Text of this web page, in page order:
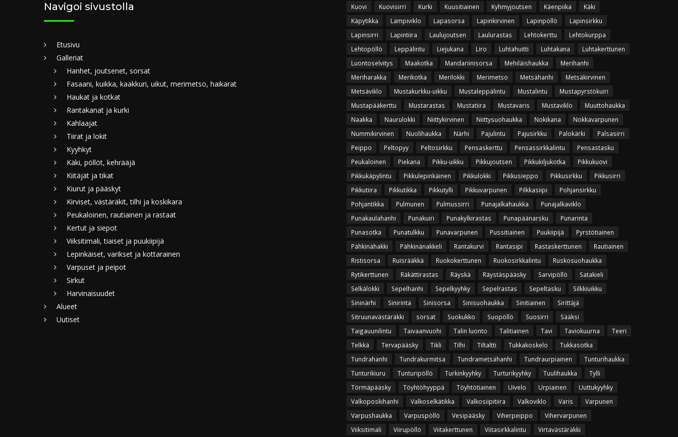
Navigoi sivustolla
Etusivu
Galleriat
Hanhet, joutsenet, sorsat
Fasaani, kuikka, kaakkuri, uikut, merimetso, haikarat
Haukat ja kotkat
Rantakanat ja kurki
Kahlaajat
Tiirat ja lokit
Kyyhkyt
Käki, pöllöt, kehrääjä
Kiitäjät ja tikat
Kiurut ja pääskyt
Kirviset, västäräkit, tilhi ja koskikara
Peukaloinen, rautiainen ja rastaat
Kertut ja siepot
Viiksitimali, tiaiset ja puukiipijä
Lepinkäiset, varikset ja kottarainen
Varpuset ja peipot
Sirkut
Harvinaisuudet
Alueet
Uutiset
Kuovi
Kuovisirri Kurki Kuusitiainen Kyhmyjoutsen Käenpiika
Käki
Käpytikka
Lampiviklo Lapasorsa Lapinkirvinen Lapinpöllö
Lapinsirkku
Lapinsirri
Lapintiira Laulujoutsen Laulurastas Lehtokerttu
Lehtokurppa
Lehtopöllö
Leppälintu Liejukana Liro Luhtahuitti Luhtakana
Luhtakerttunen
Luontoselvitys
Maakotka Mandariinisorsa Mehiläishaukka
Merihanhi
Meriharakka
Merikotka Merilokki Merimetso Metsähanhi
Metsäkirvinen
Metsäviklo
Mustakurkku-uikku Mustaleppälintu Mustalintu
Mustapyrstökuiri
Mustapääkerttu
Mustarastas Mustatiira Mustavaris Mustaviklo
Muuttohaukka
Naakka
Naurulokki Niittykirvinen Niittysuohaukka Nokikana
Nokkavarpunen
Nummikirvinen
Nuolihaukka Närhi Pajulintu Pajusirkku Palokärki
Palsasirri
Peippo
Peltopyy Peltosirkku Pensaskerttu Pensassirkkalintu
Pensastasku
Peukaloinen
Piekana Pikku-uikku Pikkujoutsen Pikkukiljukotka
Pikkukuovi
Pikkukäpylintu
Pikkulepinkäinen Pikkulokki Pikkusieppo Pikkusirkku
Pikkusirri
Pikkutiira
Pikkutikka Pikkutylli Pikkuvarpunen Pilkkasiipi
Pohjansirkku
Pohjantikka
Pulmunen Pulmussirri Punajalkahaukka
Punajalkaviklo
Punakaulahanhi
Punakuiri Punakylkirastas Punapäänarsku
Punarinta
Punasotka
Punatulkku Punavarpunen Pussitiainen Puukiipijä
Pyrstötiainen
Pähkinähakki
Pähkinänakkeli Rantakurvi Rantasipi Rastaskerttunen
Rautiainen
Ristisorsa
Ruisrääkkä Ruokokerttunen Ruokosirkkalintu
Ruskosuohaukka
Rytikerttunen
Räkättirastas Räyskä Räystäspääsky Sarvipöllö
Satakieli
Selkälokki
Sepelhanhi Sepelkyyhky Sepelrastas Sepeltasku
Silkkiuikku
Sininärhi
Sinirinta Sinisorsa Sinisuohaukka Sinitiainen
Sirittäjä
Sitruunavästäräkki
sorsat Suokukko Suopöllö Suosirri
Sääksi
Taigauunilintu
Taivaanvuohi Talin luonto Talitiainen Tavi Taviokuurna
Teeri
Telkkä
Tervapääsky Tikli Tilhi Tiltaltti Tukkakoskelo
Tukkasotka
Tundrahanhi
Tundrakurmitsa Tundrametsähanhi Tundraurpiainen
Tunturihaukka
Tunturikiuru
Tunturipöllö Turkinkyyhky Turturikyyhky Tuulihaukka
Tylli
Törmäpääsky
Töyhtöhyyppä Töyhtötiainen Uivelo Urpiainen
Uuttukyyhky
Valkoposkihanhi
Valkoselkätikka Valkosiipitiira Valkoviklo Varis
Varpunen
Varpushaukka
Varpuspöllö Vesipääsky Viherpeippo
Vihervarpunen
Viiksitimali
Viirupöllö Viitakerttunen Viitasirkkalintu Virtavästäräkki